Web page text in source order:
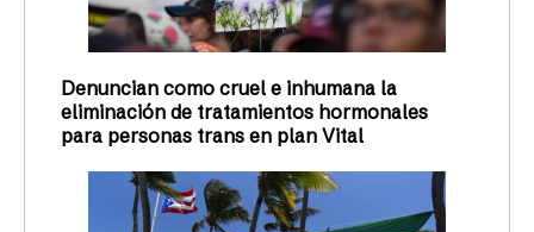
Denuncian como cruel e inhumana la
eliminación de tratamientos hormonales
para personas trans en plan Vital